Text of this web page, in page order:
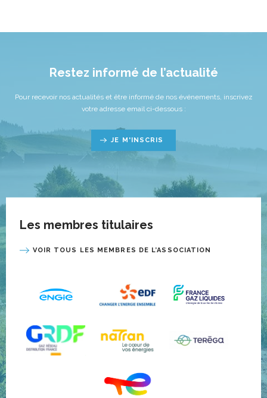
Restez informé de l’actualité
Pour recevoir nos actualités et être informé de nos événements, inscrivez
votre adresse email ci-dessous :
JE M'INSCRIS
Les membres titulaires
VOIR TOUS LES MEMBRES DE L’ASSOCIATION